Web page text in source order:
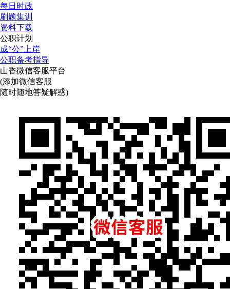
每日时政
刷题集训
资料下载
公职计划
成“公”上岸
公职备考指导
山香微信客服平台
(添加微信客服
随时随地答疑解惑)